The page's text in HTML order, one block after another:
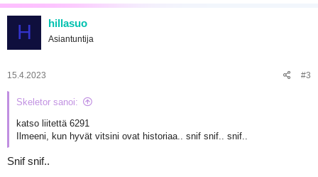
a
k
H hillasuo
Asiantuntija
15.4.2023 #3
Skeletor sanoi:
katso liitettä 6291
Ilmeeni, kun hyvät vitsini ovat historiaa.. snif snif.. snif..
Snif snif..